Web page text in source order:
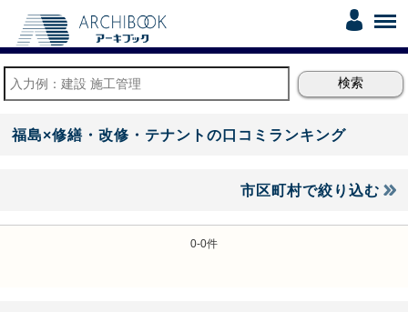
福島×修繕・改修・テナントの口コミランキング
市区町村で絞り込む
0-0件